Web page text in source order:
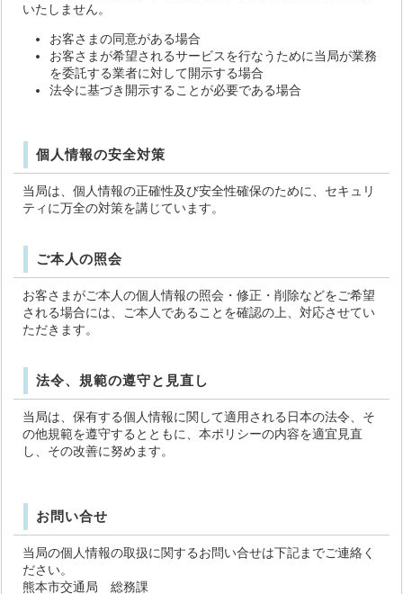
いたしません。
お客さまの同意がある場合
お客さまが希望されるサービスを行なうために当局が業務
を委託する業者に対して開示する場合
法令に基づき開示することが必要である場合
個人情報の安全対策
当局は、個人情報の正確性及び安全性確保のために、セキュリ
ティに万全の対策を講じています。
ご本人の照会
お客さまがご本人の個人情報の照会・修正・削除などをご希望
される場合には、ご本人であることを確認の上、対応させてい
ただきます。
法令、規範の遵守と見直し
当局は、保有する個人情報に関して適用される日本の法令、そ
の他規範を遵守するとともに、本ポリシーの内容を適宜見直
し、その改善に努めます。
お問い合せ
当局の個人情報の取扱に関するお問い合せは下記までご連絡く
ださい。
熊本市交通局 総務課